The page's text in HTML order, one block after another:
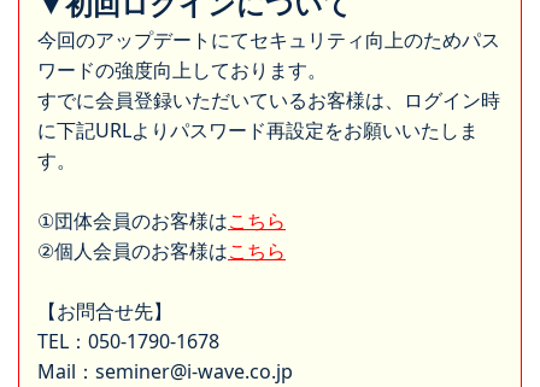
今回のアップデートにてセキュリティ向上のためパス
ワードの強度向上しております。
すでに会員登録いただいているお客様は、ログイン時
に下記URLよりパスワード再設定をお願いいたしま
す。
①団体会員のお客様はこちら
②個人会員のお客様はこちら
【お問合せ先】
TEL：050-1790-1678
Mail：seminer@i-wave.co.jp